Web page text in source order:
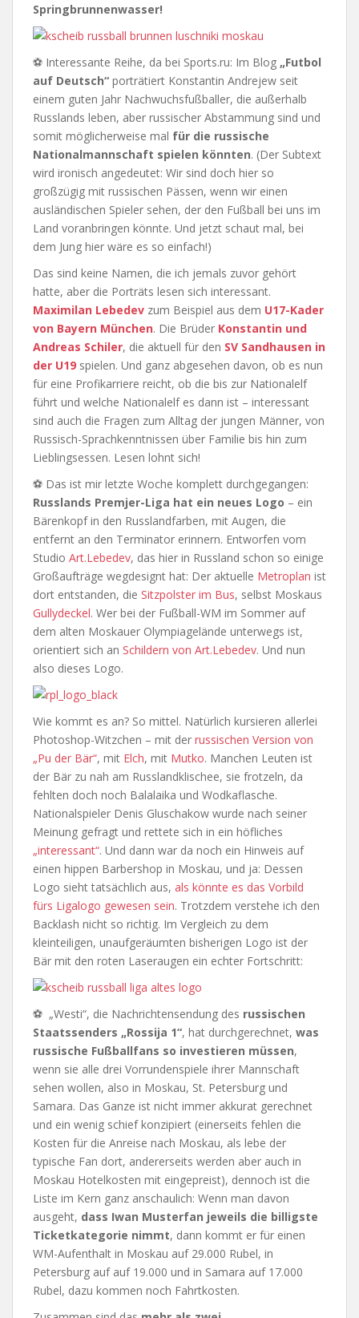
Springbrunnenwasser!
⚽ Interessante Reihe, da bei Sports.ru: Im Blog „Futbol
auf Deutsch“ porträtiert Konstantin Andrejew seit
einem guten Jahr Nachwuchsfußballer, die außerhalb
Russlands leben, aber russischer Abstammung sind und
somit möglicherweise mal für die russische
Nationalmannschaft spielen könnten. (Der Subtext
wird ironisch angedeutet: Wir sind doch hier so
großzügig mit russischen Pässen, wenn wir einen
ausländischen Spieler sehen, der den Fußball bei uns im
Land voranbringen könnte. Und jetzt schaut mal, bei
dem Jung hier wäre es so einfach!)
Das sind keine Namen, die ich jemals zuvor gehört
hatte, aber die Porträts lesen sich interessant.
Maximilan Lebedev zum Beispiel aus dem U17-Kader
von Bayern München. Die Brüder Konstantin und
Andreas Schiler, die aktuell für den SV Sandhausen in
der U19 spielen. Und ganz abgesehen davon, ob es nun
für eine Profikarriere reicht, ob die bis zur Nationalelf
führt und welche Nationalelf es dann ist – interessant
sind auch die Fragen zum Alltag der jungen Männer, von
Russisch-Sprachkenntnissen über Familie bis hin zum
Lieblingsessen. Lesen lohnt sich!
⚽ Das ist mir letzte Woche komplett durchgegangen:
Russlands Premjer-Liga hat ein neues Logo – ein
Bärenkopf in den Russlandfarben, mit Augen, die
entfernt an den Terminator erinnern. Entworfen vom
Studio Art.Lebedev, das hier in Russland schon so einige
Großaufträge wegdesignt hat: Der aktuelle Metroplan ist
dort entstanden, die Sitzpolster im Bus, selbst Moskaus
Gullydeckel. Wer bei der Fußball-WM im Sommer auf
dem alten Moskauer Olympiagelände unterwegs ist,
orientiert sich an Schildern von Art.Lebedev. Und nun
also dieses Logo.
Wie kommt es an? So mittel. Natürlich kursieren allerlei
Photoshop-Witzchen – mit der russischen Version von
„Pu der Bär“, mit Elch, mit Mutko. Manchen Leuten ist
der Bär zu nah am Russlandklischee, sie frotzeln, da
fehlten doch noch Balalaika und Wodkaflasche.
Nationalspieler Denis Gluschakow wurde nach seiner
Meinung gefragt und rettete sich in ein höfliches
„interessant“. Und dann war da noch ein Hinweis auf
einen hippen Barbershop in Moskau, und ja: Dessen
Logo sieht tatsächlich aus, als könnte es das Vorbild
fürs Ligalogo gewesen sein. Trotzdem verstehe ich den
Backlash nicht so richtig. Im Vergleich zu dem
kleinteiligen, unaufgeräumten bisherigen Logo ist der
Bär mit den roten Laseraugen ein echter Fortschritt:
⚽ „Westi“, die Nachrichtensendung des russischen
Staatssenders „Rossija 1“, hat durchgerechnet, was
russische Fußballfans so investieren müssen,
wenn sie alle drei Vorrundenspiele ihrer Mannschaft
sehen wollen, also in Moskau, St. Petersburg und
Samara. Das Ganze ist nicht immer akkurat gerechnet
und ein wenig schief konzipiert (einerseits fehlen die
Kosten für die Anreise nach Moskau, als lebe der
typische Fan dort, andererseits werden aber auch in
Moskau Hotelkosten mit eingepreist), dennoch ist die
Liste im Kern ganz anschaulich: Wenn man davon
ausgeht, dass Iwan Musterfan jeweils die billigste
Ticketkategorie nimmt, dann kommt er für einen
WM-Aufenthalt in Moskau auf 29.000 Rubel, in
Petersburg auf auf 19.000 und in Samara auf 17.000
Rubel, dazu kommen noch Fahrtkosten.